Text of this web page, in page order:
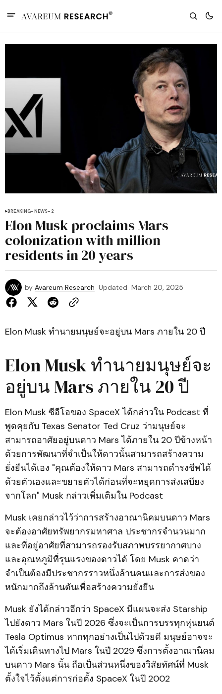
BREAKING-NEWS-2
Elon Musk proclaims Mars
colonization with million
residents in 20 years
by Avareum Research Updated March 20, 2025
Elon Musk ทำนายมนุษย์จะอยู่บน Mars ภายใน 20 ปี
Elon Musk ทำนายมนุษย์จะ
อยู่บน Mars ภายใน 20 ปี
Elon Musk ซีอีโอของ SpaceX ได้กล่าวใน Podcast ที่
พูดคุยกับ Texas Senator Ted Cruz ว่ามนุษย์จะ
สามารถอาศัยอยู่บนดาว Mars ได้ภายใน 20 ปีข้างหน้า
ด้วยการพัฒนาที่จำเป็นให้ดาวนั้นสามารถสร้างความ
ยั่งยืนได้เอง "คุณต้องให้ดาว Mars สามารถดำรงชีพได้
ด้วยตัวเองและขยายตัวได้ก่อนที่จะหยุดการส่งเสบียง
จากโลก" Musk กล่าวเพิ่มเติมใน Podcast
Musk เคยกล่าวไว้ว่าการสร้างอาณานิคมบนดาว Mars
จะต้องอาศัยทรัพยากรมหาศาล ประชากรจำนวนมาก
และที่อยู่อาศัยที่สามารถรองรับสภาพบรรยากาศบาง
และอุณหภูมิที่รุนแรงของดาวได้ โดย Musk คาดว่า
จำเป็นต้องมีประชากรราวหนึ่งล้านคนและการส่งของ
หนักมากถึงล้านตันเพื่อสร้างความยั่งยืน
Musk ยังได้กล่าวอีกว่า SpaceX มีแผนจะส่ง Starship
ไปยังดาว Mars ในปี 2026 ซึ่งจะเป็นการบรรทุกหุ่นยนต์
Tesla Optimus หากทุกอย่างเป็นไปด้วยดี มนุษย์อาจจะ
ได้เริ่มเดินทางไป Mars ในปี 2029 ซึ่งการตั้งอาณานิคม
บนดาว Mars นั้น ถือเป็นส่วนหนึ่งของวิสัยทัศน์ที่ Musk
ตั้งใจไว้ตั้งแต่การก่อตั้ง SpaceX ในปี 2002